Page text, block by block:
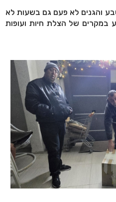
והגנים לא פעם גם בשעות לא
במקרים של הצלת חיות ועופות